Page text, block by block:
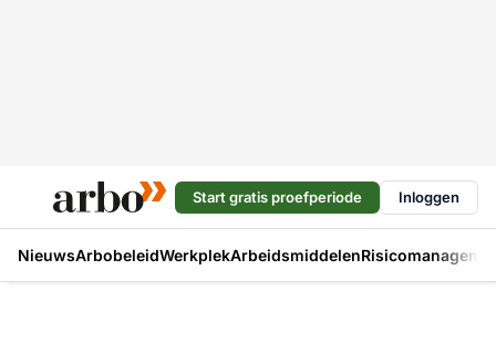
Start gratis proefperiode Inloggen
NieuwsArbobeleidWerkplekArbeidsmiddelen